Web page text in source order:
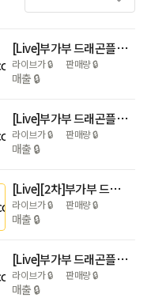
[Live]부가부 드래곤플라이 플러스 절충형 유모차 블랙 섀시(6월 말 출고)
라이브가🔒 판매량🔒
매출 🔒
[Live]부가부 드래곤플라이 플러스 절충형 유모차 그래파이트 섀시(6월 말 출고)
라이브가🔒 판매량🔒
매출 🔒
[Live][2차]부가부 드래곤플라이 플러스 절충형 유모차 블랙 섀시 + 헤리티지 블랙 시트패브릭 (7월 말 출고)
라이브가🔒 판매량🔒
매출 🔒
[Live]부가부 드래곤플라이 플러스 절충형 유모차 데저트 토프(8월 말 출고)
라이브가🔒 판매량🔒
매출 🔒